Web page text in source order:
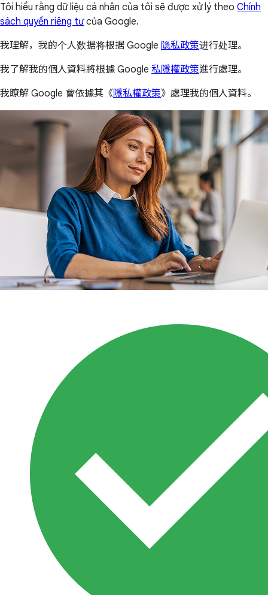
Tôi hiểu rằng dữ liệu cá nhân của tôi sẽ được xử lý theo Chính
sách quyền riêng tưcủa Google.
我理解，我的个人数据将根据 Google 隐私政策进行处理。
我了解我的個人資料將根據 Google 私隱權政策進行處理。
我瞭解 Google 會依據其《隱私權政策》處理我的個人資料。